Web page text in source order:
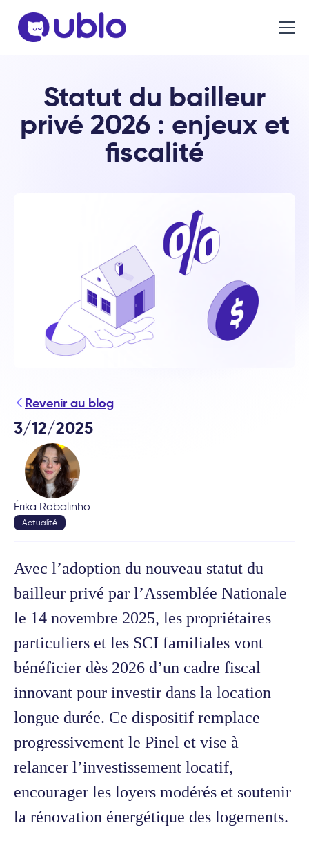
Statut du bailleur
privé 2026 : enjeux et
fiscalité
Revenir au blog
3/12/2025
Érika Robalinho
Actualité
Avec l’adoption du nouveau statut du
bailleur privé par l’Assemblée Nationale
le 14 novembre 2025, les propriétaires
particuliers et les SCI familiales vont
bénéficier dès 2026 d’un cadre fiscal
innovant pour investir dans la location
longue durée. Ce dispositif remplace
progressivement le Pinel et vise à
relancer l’investissement locatif,
encourager les loyers modérés et soutenir
la rénovation énergétique des logements.